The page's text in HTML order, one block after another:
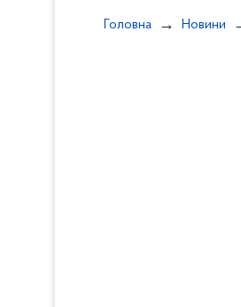
Головна Новини